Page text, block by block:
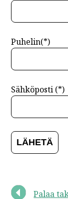
Puhelin(*)
Sähköposti (*)
Palaa